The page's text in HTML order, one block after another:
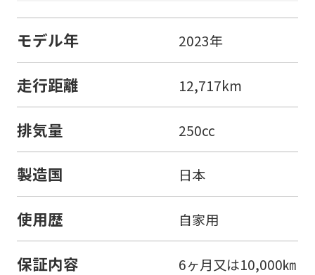
モデル年 2023年
走行距離 12,717km
排気量 250cc
製造国 日本
使用歴 自家用
保証内容 6ヶ月又は10,000㎞